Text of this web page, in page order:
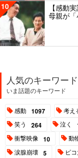
10
【感動
母親が
人気のキーワード
いま話題のキーワード
感動 1097 考え
笑う 264 泣く
衝撃映像 10 動
涙腺崩壊 5 ピ